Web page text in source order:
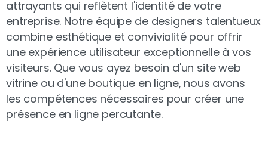
attrayants qui reflètent l'identité de votre
entreprise. Notre équipe de designers talentueux
combine esthétique et convivialité pour offrir
une expérience utilisateur exceptionnelle à vos
visiteurs. Que vous ayez besoin d'un site web
vitrine ou d'une boutique en ligne, nous avons
les compétences nécessaires pour créer une
présence en ligne percutante.